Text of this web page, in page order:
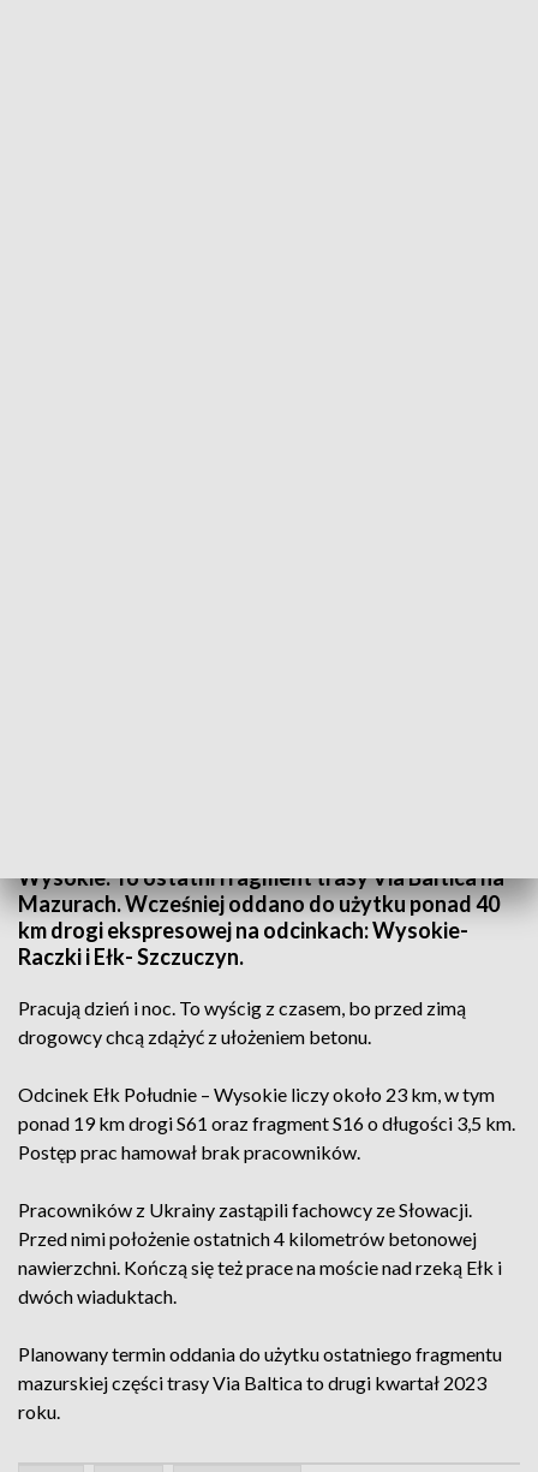
Wysokie. To ostatni fragment trasy Via Baltica na
Mazurach. Wcześniej oddano do użytku ponad 40
km drogi ekspresowej na odcinkach: Wysokie-
Raczki i Ełk- Szczuczyn.
Pracują dzień i noc. To wyścig z czasem, bo przed zimą
drogowcy chcą zdążyć z ułożeniem betonu.
Odcinek Ełk Południe – Wysokie liczy około 23 km, w tym
ponad 19 km drogi S61 oraz fragment S16 o długości 3,5 km.
Postęp prac hamował brak pracowników.
Pracowników z Ukrainy zastąpili fachowcy ze Słowacji.
Przed nimi położenie ostatnich 4 kilometrów betonowej
nawierzchni. Kończą się też prace na moście nad rzeką Ełk i
dwóch wiaduktach.
Planowany termin oddania do użytku ostatniego fragmentu
mazurskiej części trasy Via Baltica to drugi kwartał 2023
roku.